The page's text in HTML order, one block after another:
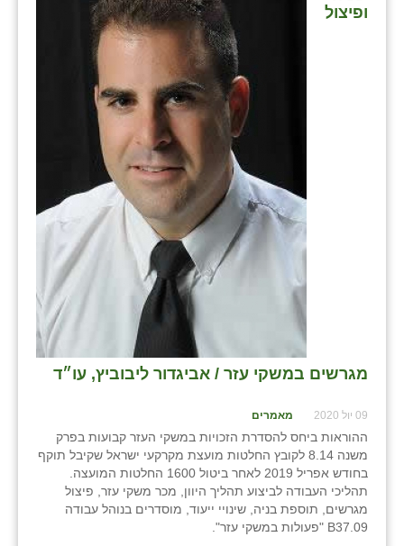
ופיצול
מגרשים במשקי עזר / אביגדור ליבוביץ, עו״ד
09 יול 2020 מאמרים
ההוראות ביחס להסדרת הזכויות במשקי העזר קבועות בפרק
משנה 8.14 לקובץ החלטות מועצת מקרקעי ישראל שקיבל תוקף
בחודש אפריל 2019 לאחר ביטול 1600 החלטות המועצה.
תהליכי העבודה לביצוע תהליך היוון, מכר משקי עזר, פיצול
מגרשים, תוספת בניה, שינויי ייעוד, מוסדרים בנוהל עבודה
B37.09 "פעולות במשקי עזר".